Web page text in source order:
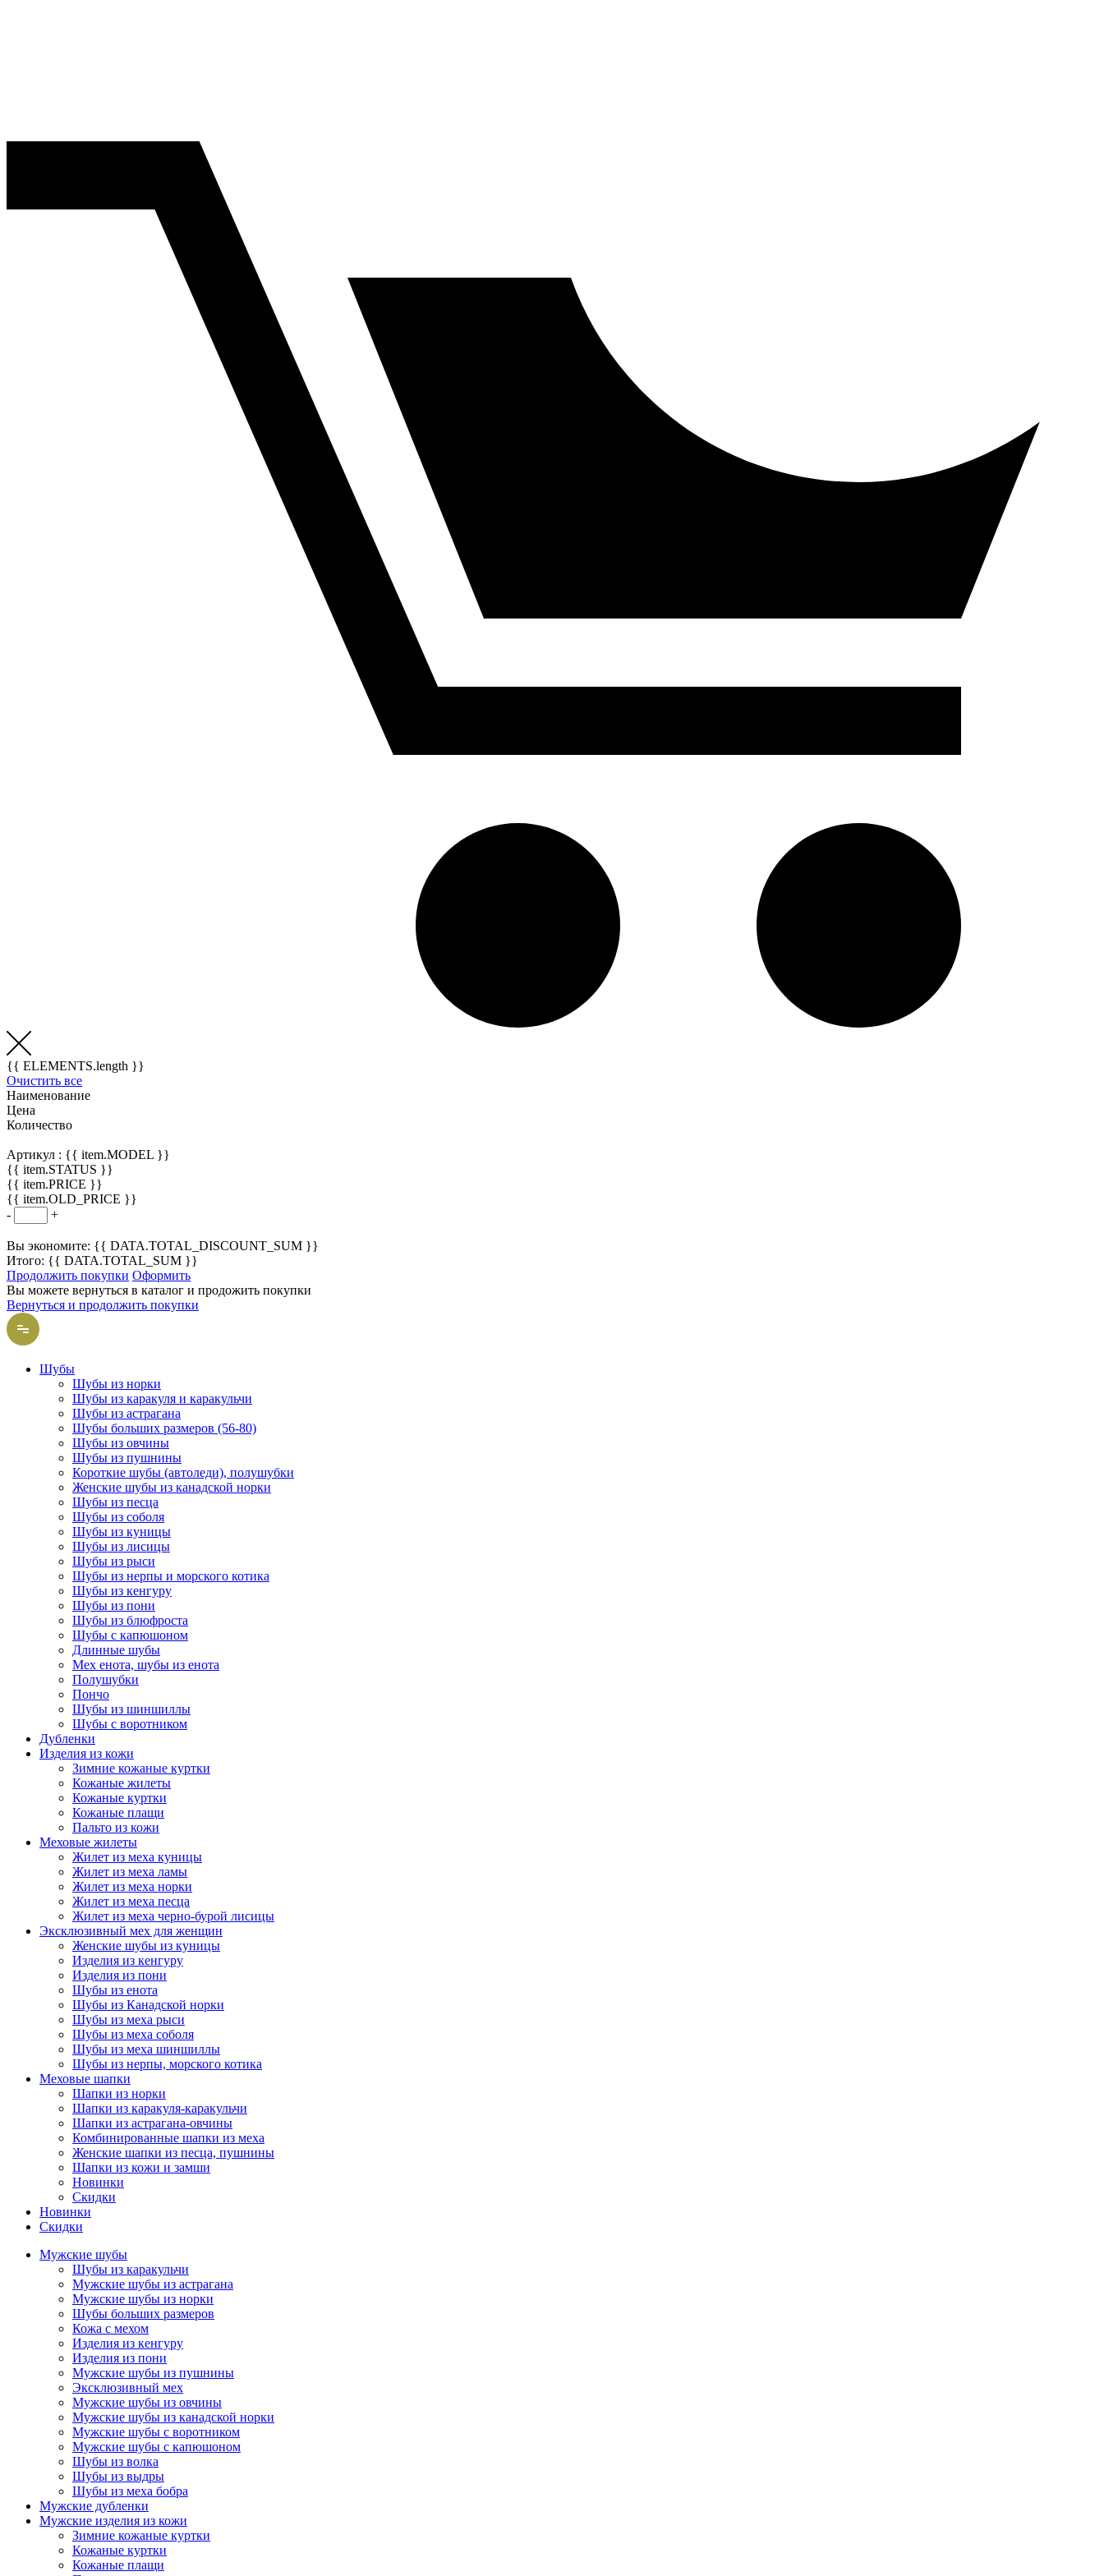
{{ ELEMENTS.length }}
Очистить все
Наименование
Цена
Количество
Артикул : {{ item.MODEL }}
{{ item.STATUS }}
{{ item.PRICE }}
{{ item.OLD_PRICE }}
-
+
Вы экономите: {{ DATA.TOTAL_DISCOUNT_SUM }}
Итого: {{ DATA.TOTAL_SUM }}
Продолжить покупки Оформить
Вы можете вернуться в каталог и продожить покупки
Вернуться и продолжить покупки
Шубы
Шубы из норки
Шубы из каракуля и каракульчи
Шубы из астрагана
Шубы больших размеров (56-80)
Шубы из овчины
Шубы из пушнины
Короткие шубы (автоледи), полушубки
Женские шубы из канадской норки
Шубы из песца
Шубы из соболя
Шубы из куницы
Шубы из лисицы
Шубы из рыси
Шубы из нерпы и морского котика
Шубы из кенгуру
Шубы из пони
Шубы из блюфроста
Шубы с капюшоном
Длинные шубы
Мех енота, шубы из енота
Полушубки
Пончо
Шубы из шиншиллы
Шубы с воротником
Дубленки
Изделия из кожи
Зимние кожаные куртки
Кожаные жилеты
Кожаные куртки
Кожаные плащи
Пальто из кожи
Меховые жилеты
Жилет из меха куницы
Жилет из меха ламы
Жилет из меха норки
Жилет из меха песца
Жилет из меха черно-бурой лисицы
Эксклюзивный мех для женщин
Женские шубы из куницы
Изделия из кенгуру
Изделия из пони
Шубы из енота
Шубы из Канадской норки
Шубы из меха рыси
Шубы из меха соболя
Шубы из меха шиншиллы
Шубы из нерпы, морского котика
Меховые шапки
Шапки из норки
Шапки из каракуля-каракульчи
Шапки из астрагана-овчины
Комбинированные шапки из меха
Женские шапки из песца, пушнины
Шапки из кожи и замши
Новинки
Скидки
Новинки
Скидки
Мужские шубы
Шубы из каракульчи
Мужские шубы из астрагана
Мужские шубы из норки
Шубы больших размеров
Кожа с мехом
Изделия из кенгуру
Изделия из пони
Мужские шубы из пушнины
Эксклюзивный мех
Мужские шубы из овчины
Мужские шубы из канадской норки
Мужские шубы с воротником
Мужские шубы с капюшоном
Шубы из волка
Шубы из выдры
Шубы из меха бобра
Мужские дубленки
Мужские изделия из кожи
Зимние кожаные куртки
Кожаные куртки
Кожаные плащи